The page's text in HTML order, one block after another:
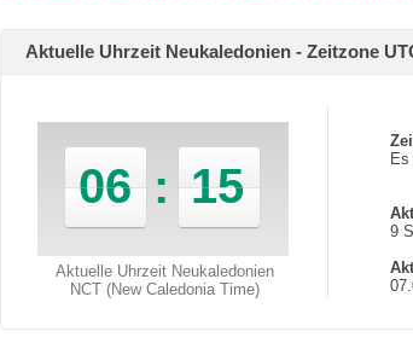
Aktuelle Uhrzeit Neukaledonien - Zeitzone
06 : 15
Aktuelle Uhrzeit Neukaledonien
NCT (New Caledonia Time)
9